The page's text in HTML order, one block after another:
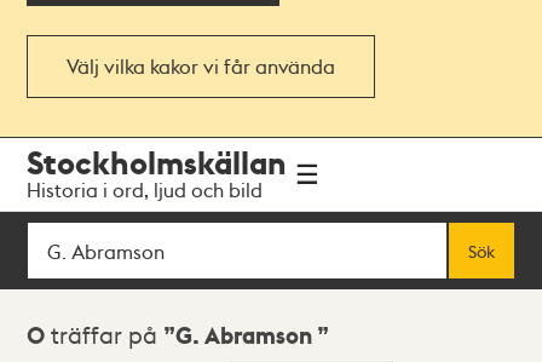
Välj vilka kakor vi får använda
navigationen
huvudinnehållet
Stockholmskällan
Historia i ord, ljud och bild
Sök
Sök
Sökresultat
0 träffar på G. Abramson